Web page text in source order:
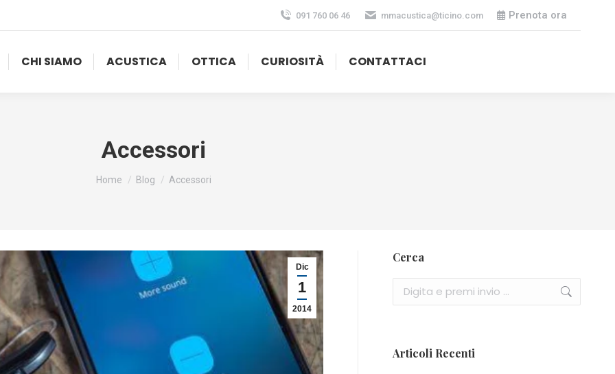
091 760 06 46 mmacustica@ticino.com Prenota ora
CHI SIAMO ACUSTICA OTTICA CURIOSITÀ CONTATTACI
Accessori
Tu sei qui:
Home Blog Accessori
Dic
1
2014
Cerca
Articoli Recenti